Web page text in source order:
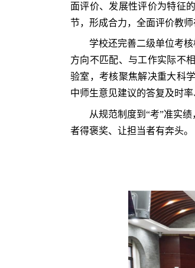
面评价、发展性评价为特征
节，形成合力，全面评价教
学校还完善二级单位考
方向不匹配、与工作实际不
验室，考核聚焦解决重大科
中师生意见建议的答复及时
从规范制度到“考”准实
者得褒奖、让担当者有奔头。